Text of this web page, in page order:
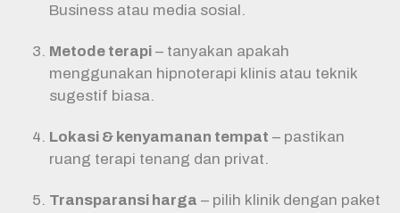
Business atau media sosial.
Metode terapi – tanyakan apakah
menggunakan hipnoterapi klinis atau teknik
sugestif biasa.
Lokasi & kenyamanan tempat – pastikan
ruang terapi tenang dan privat.
Transparansi harga – pilih klinik dengan paket